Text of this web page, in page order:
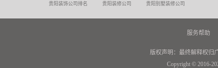
贵阳装饰公司排名 贵阳装修公司 贵阳别墅装修公司
服务帮助
版权声明：最终解释权归
Copyright © 2016-